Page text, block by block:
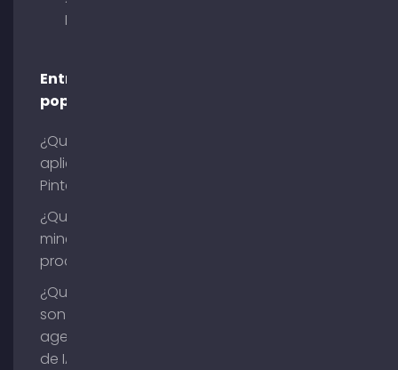
Múnich
Entradas
populares
¿Qué es la
aplicación
Pinterest?
¿Qué es la
minería de
procesos?
¿Qué
son los
agentes
de IA?